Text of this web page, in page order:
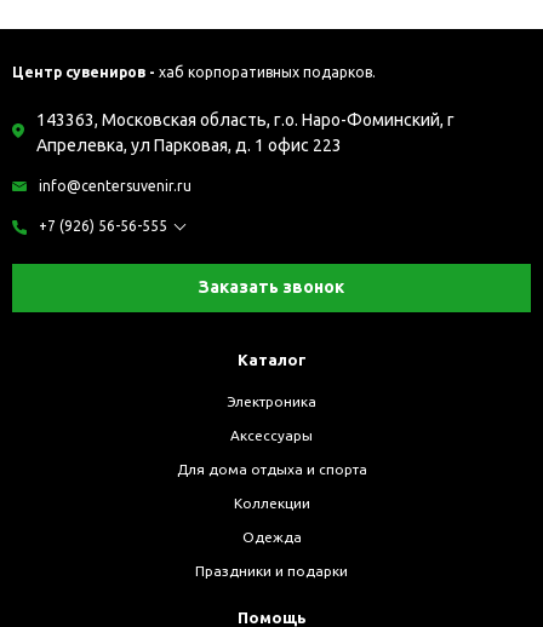
Центр сувениров - хаб корпоративных подарков.
143363, Московская область, г.о. Наро-Фоминский, г
Апрелевка, ул Парковая, д. 1 офис 223
info@centersuvenir.ru
+7 (926) 56-56-555
Заказать звонок
Каталог
Электроника
Аксессуары
Для дома отдыха и спорта
Коллекции
Одежда
Праздники и подарки
Помощь